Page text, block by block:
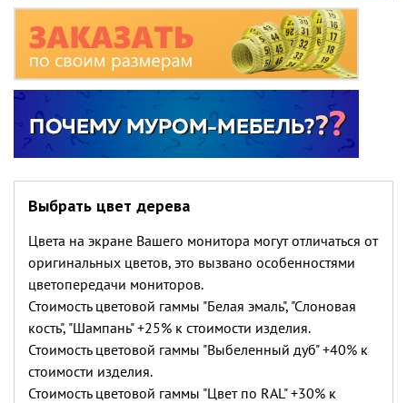
Выбрать цвет дерева
Цвета на экране Вашего монитора могут отличаться от
оригинальных цветов, это вызвано особенностями
цветопередачи мониторов.
Стоимость цветовой гаммы "Белая эмаль", "Слоновая
кость", "Шампань" +25% к стоимости изделия.
Стоимость цветовой гаммы "Выбеленный дуб" +40% к
стоимости изделия.
Стоимость цветовой гаммы "Цвет по RAL" +30% к